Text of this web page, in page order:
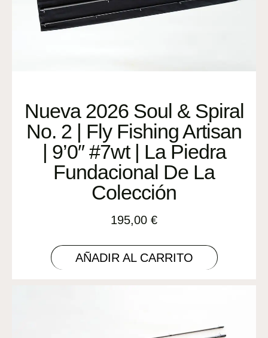
Nueva 2026 Soul & Spiral
No. 2 | Fly Fishing Artisan
| 9’0″ #7wt | La Piedra
Fundacional De La
Colección
195,00 €
AÑADIR AL CARRITO